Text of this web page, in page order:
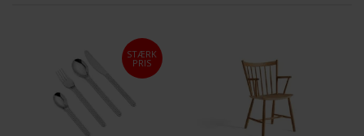
STÆRK
PRIS